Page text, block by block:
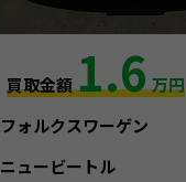
買取金額1.6万円
フォルクスワーゲン
ニュービートル